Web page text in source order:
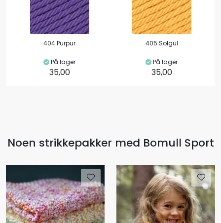
404 Purpur
På lager
35,00
405 Solgul
På lager
35,00
Noen strikkepakker med Bomull Sport